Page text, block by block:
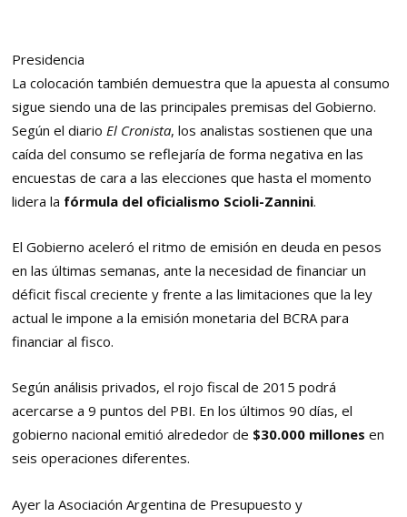
Presidencia
La colocación también demuestra que la apuesta al consumo
sigue siendo una de las principales premisas del Gobierno.
Según el diario El Cronista, los analistas sostienen que una
caída del consumo se reflejaría de forma negativa en las
encuestas de cara a las elecciones que hasta el momento
lidera la fórmula del oficialismo Scioli-Zannini.
El Gobierno aceleró el ritmo de emisión en deuda en pesos
en las últimas semanas, ante la necesidad de financiar un
déficit fiscal creciente y frente a las limitaciones que la ley
actual le impone a la emisión monetaria del BCRA para
financiar al fisco.
Según análisis privados, el rojo fiscal de 2015 podrá
acercarse a 9 puntos del PBI. En los últimos 90 días, el
gobierno nacional emitió alrededor de $30.000 millones en
seis operaciones diferentes.
Ayer la Asociación Argentina de Presupuesto y